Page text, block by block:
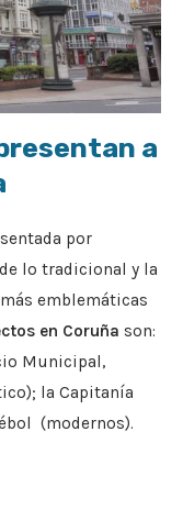
a
por
lo tradicional y la
emblemáticas
en Coruña son:
Municipal,
la Capitanía
(modernos).